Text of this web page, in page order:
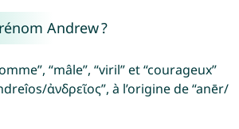
Andrew ?
“mâle”, “viril” et “courageux”
ἀνδρεῖος”, à l’origine de “anēr/